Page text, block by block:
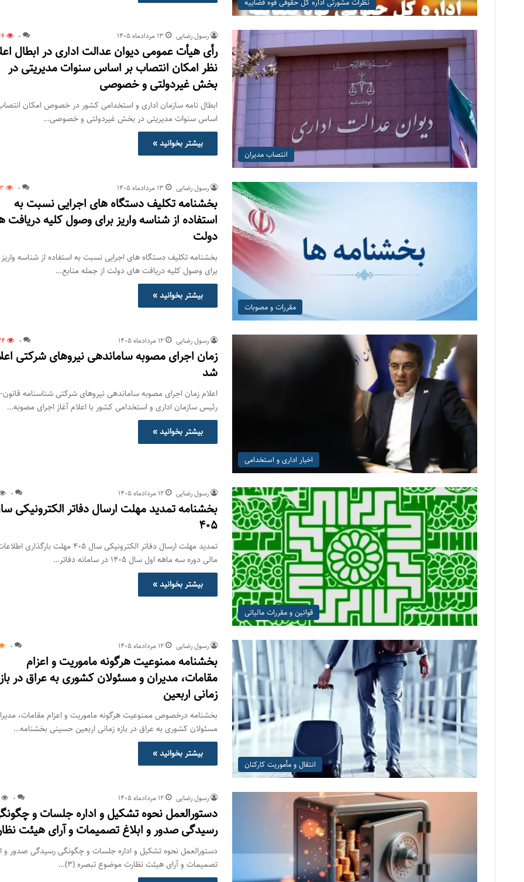
انتصاب مدیران
رسول رضایی ۱۳ مرداد‌ماه ۱۴۰۵ 0
رأی هیأت عمومی دیوان عدالت اداری در ابطال
نظر امکان انتصاب بر اساس سنوات مدیریتی در
بخش غیردولتی و خصوصی
ابطال نامه سازمان اداری و استخدامی کشور در خصوص امکان
اساس سنوات مدیریتی در بخش غیردولتی و خصوصی…
بیشتر بخوانید »
مقررات و مصوبات
رسول رضایی ۱۳ مرداد‌ماه ۱۴۰۵ 0
بخشنامه تکلیف دستگاه های اجرایی نسبت به
استفاده از شناسه واریز برای وصول کلیه دریافت
دولت
بخشنامه تکلیف دستگاه های اجرایی نسبت به استفاده از شناسه واریز
برای وصول کلیه دریافت های دولت از جمله منابع…
بیشتر بخوانید »
اخبار اداری و استخدامی
رسول رضایی ۱۲ مرداد‌ماه ۱۴۰۵ 0
زمان اجرای مصوبه ساماندهی نیروهای شرکتی
شد
اعلام زمان اجرای مصوبه ساماندهی نیروهای شرکتی شناسنامه قانون-
رئیس سازمان اداری و استخدامی کشور با اعلام آغاز اجرای مصوبه…
بیشتر بخوانید »
قوانین و مقررات مالیاتی
رسول رضایی ۱۲ مرداد‌ماه ۱۴۰۵ 0
بخشنامه تمدید مهلت ارسال دفاتر الکترونیکی
۴۰۵
تمدید مهلت ارسال دفاتر الکترونیکی سال ۴۰۵ مهلت بارگذاری
مالی دوره سه ماهه اول سال ۱۴۰۵ در سامانه دفاتر…
بیشتر بخوانید »
انتقال و مأموریت کارکنان
رسول رضایی ۱۲ مرداد‌ماه ۱۴۰۵ 0
بخشنامه ممنوعیت هرگونه ماموریت و اعزام
مقامات، مدیران و مسئولان کشوری به عراق در
زمانی اربعین
بخشنامه درخصوص ممنوعیت هرگونه ماموریت و اعزام مقامات،
مسئولان کشوری به عراق در بازه زمانی اربعین حسینی بخشنامه…
بیشتر بخوانید »
رسول رضایی ۱۲ مرداد‌ماه ۱۴۰۵ 0
دستورالعمل نحوه تشکیل و اداره جلسات و
رسیدگی صدور و ‏ابلاغ تصمیمات و‎ ‎آرای هیئت نظارت
دستورالعمل نحوه تشکیل و اداره جلسات و چگونگی رسیدگی صدور و
تصمیمات و‎ ‎آرای هیئت نظارت موضوع تبصره (۳)…